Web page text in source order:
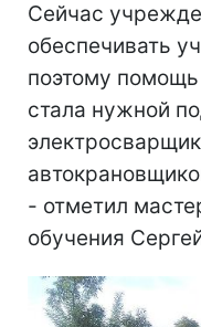
Сейчас
обеспечивать
поэтому
стала нужной
- отметил
обучения